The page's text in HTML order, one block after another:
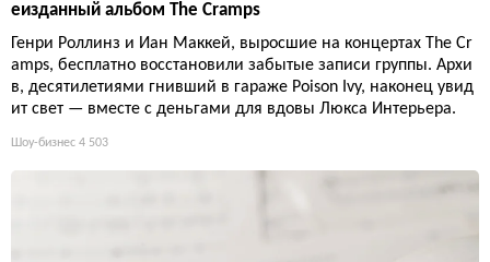
еизданный альбом The Cramps
Генри Роллинз и Иан Маккей, выросшие на концертах The Cr
amps, бесплатно восстановили забытые записи группы. Архи
в, десятилетиями гнивший в гараже Poison Ivy, наконец увид
ит свет — вместе с деньгами для вдовы Люкса Интерьера.
Шоу-бизнес 4 503